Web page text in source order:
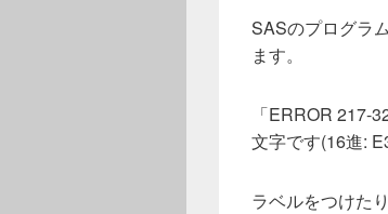
SASのプログラ
ます。
「ERROR 217-
文字です(16進:
ラベルをつけた